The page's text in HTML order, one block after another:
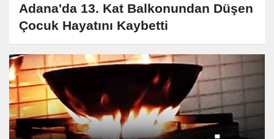
Adana'da 13. Kat Balkonundan Düşen
Çocuk Hayatını Kaybetti